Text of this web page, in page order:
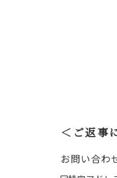
＜ご返事
お問い合わ